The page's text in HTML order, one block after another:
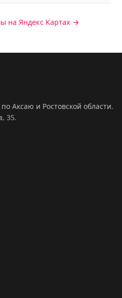
на Яндекс Картах →
Аксаю и Ростовской области.
35.